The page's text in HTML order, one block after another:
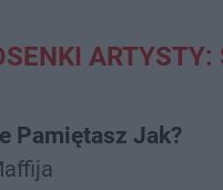
Pamiętasz Jak?